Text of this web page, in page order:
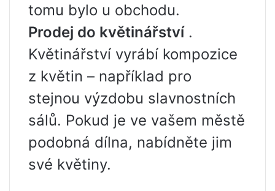
tomu bylo u obchodu.
Prodej do květinářství.
Květinářství vyrábí kompozice
z květin – například pro
stejnou výzdobu slavnostních
sálů. Pokud je ve vašem městě
podobná dílna, nabídněte jim
své květiny.